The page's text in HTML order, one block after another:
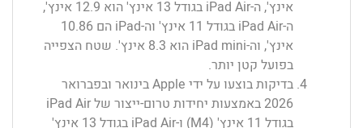
אינץ', ה-iPad Air בגודל 13 אינץ' הוא 12.9 אינץ',
ה-iPad Air בגודל 11 אינץ' וה-iPad הם 10.86
אינץ', וה-iPad mini הוא 8.3 אינץ'. שטח הצפייה
בפועל קטן יותר.
בדיקות בוצעו על ידי Apple בינואר ובפברואר
2026 באמצעות יחידות טרום-ייצור של iPad Air
בגודל 11 אינץ' (M4) ו-iPad Air בגודל 13 אינץ'